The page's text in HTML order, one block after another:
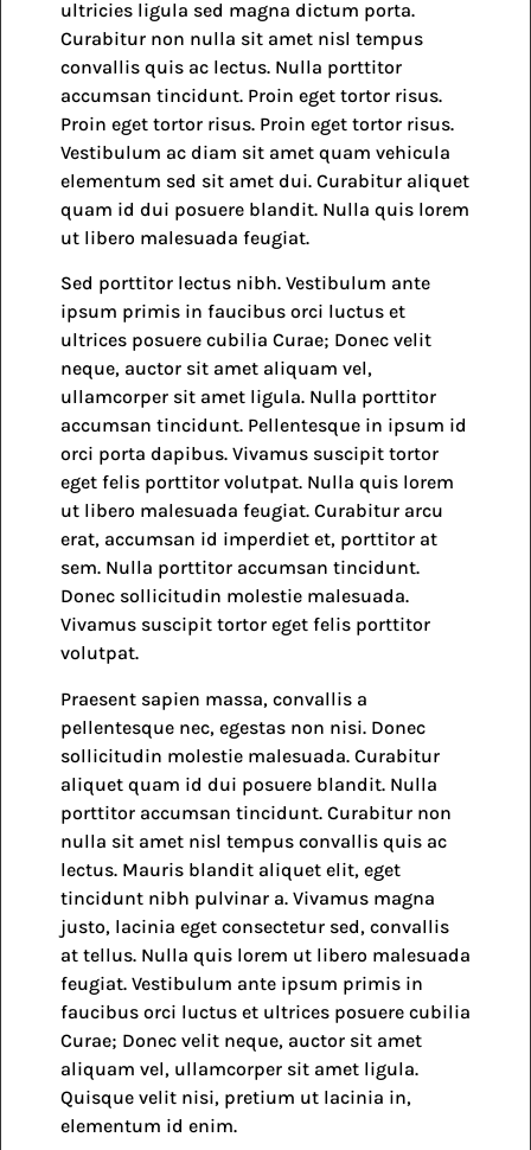
ultricies ligula sed magna dictum porta.
Curabitur non nulla sit amet nisl tempus
convallis quis ac lectus. Nulla porttitor
accumsan tincidunt. Proin eget tortor risus.
Proin eget tortor risus. Proin eget tortor risus.
Vestibulum ac diam sit amet quam vehicula
elementum sed sit amet dui. Curabitur aliquet
quam id dui posuere blandit. Nulla quis lorem
ut libero malesuada feugiat.
Sed porttitor lectus nibh. Vestibulum ante
ipsum primis in faucibus orci luctus et
ultrices posuere cubilia Curae; Donec velit
neque, auctor sit amet aliquam vel,
ullamcorper sit amet ligula. Nulla porttitor
accumsan tincidunt. Pellentesque in ipsum id
orci porta dapibus. Vivamus suscipit tortor
eget felis porttitor volutpat. Nulla quis lorem
ut libero malesuada feugiat. Curabitur arcu
erat, accumsan id imperdiet et, porttitor at
sem. Nulla porttitor accumsan tincidunt.
Donec sollicitudin molestie malesuada.
Vivamus suscipit tortor eget felis porttitor
volutpat.
Praesent sapien massa, convallis a
pellentesque nec, egestas non nisi. Donec
sollicitudin molestie malesuada. Curabitur
aliquet quam id dui posuere blandit. Nulla
porttitor accumsan tincidunt. Curabitur non
nulla sit amet nisl tempus convallis quis ac
lectus. Mauris blandit aliquet elit, eget
tincidunt nibh pulvinar a. Vivamus magna
justo, lacinia eget consectetur sed, convallis
at tellus. Nulla quis lorem ut libero malesuada
feugiat. Vestibulum ante ipsum primis in
faucibus orci luctus et ultrices posuere cubilia
Curae; Donec velit neque, auctor sit amet
aliquam vel, ullamcorper sit amet ligula.
Quisque velit nisi, pretium ut lacinia in,
elementum id enim.